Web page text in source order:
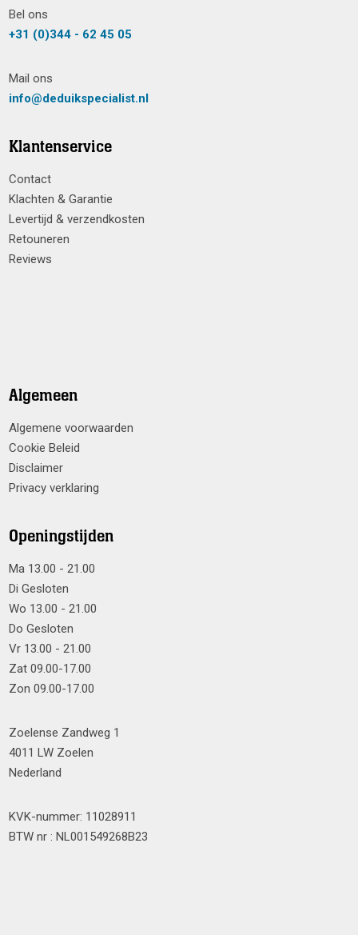
Bel ons
+31 (0)344 - 62 45 05
Mail ons
info@deduikspecialist.nl
Klantenservice
Contact
Klachten & Garantie
Levertijd & verzendkosten
Retouneren
Reviews
Algemeen
Algemene voorwaarden
Cookie Beleid
Disclaimer
Privacy verklaring
Openingstijden
Ma 13.00 - 21.00
Di Gesloten
Wo 13.00 - 21.00
Do Gesloten
Vr 13.00 - 21.00
Zat 09.00-17.00
Zon 09.00-17.00
Zoelense Zandweg 1
4011 LW Zoelen
Nederland
KVK-nummer: 11028911
BTW nr : NL001549268B23